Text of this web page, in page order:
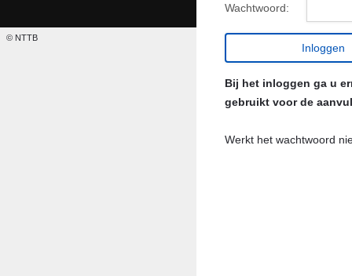
© NTTB
Wachtwoord:
Bij het inloggen ga u
gebruikt voor de
Werkt het wachtwoord